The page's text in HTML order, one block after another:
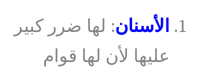
الأسنان: لها ضرر كبير
عليها لأن لها قوام